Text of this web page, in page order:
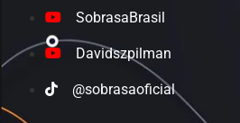
SobrasaBrasil
Davidszpilman
@sobrasaoficial